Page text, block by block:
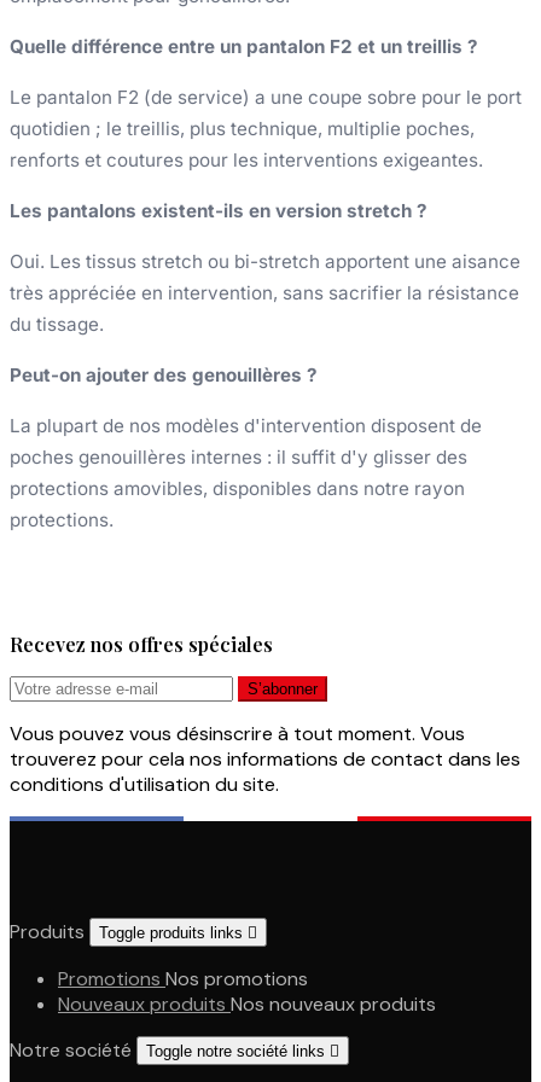
Quelle différence entre un pantalon F2 et un treillis ?
Le pantalon F2 (de service) a une coupe sobre pour le port
quotidien ; le treillis, plus technique, multiplie poches,
renforts et coutures pour les interventions exigeantes.
Les pantalons existent-ils en version stretch ?
Oui. Les tissus stretch ou bi-stretch apportent une aisance
très appréciée en intervention, sans sacrifier la résistance
du tissage.
Peut-on ajouter des genouillères ?
La plupart de nos modèles d'intervention disposent de
poches genouillères internes : il suffit d'y glisser des
protections amovibles, disponibles dans notre rayon
protections.
Recevez nos offres spéciales
Vous pouvez vous désinscrire à tout moment. Vous
trouverez pour cela nos informations de contact dans les
conditions d'utilisation du site.
Produits Toggle produits links 
Promotions Nos promotions
Nouveaux produits Nos nouveaux produits
Notre société
Toggle notre société links 